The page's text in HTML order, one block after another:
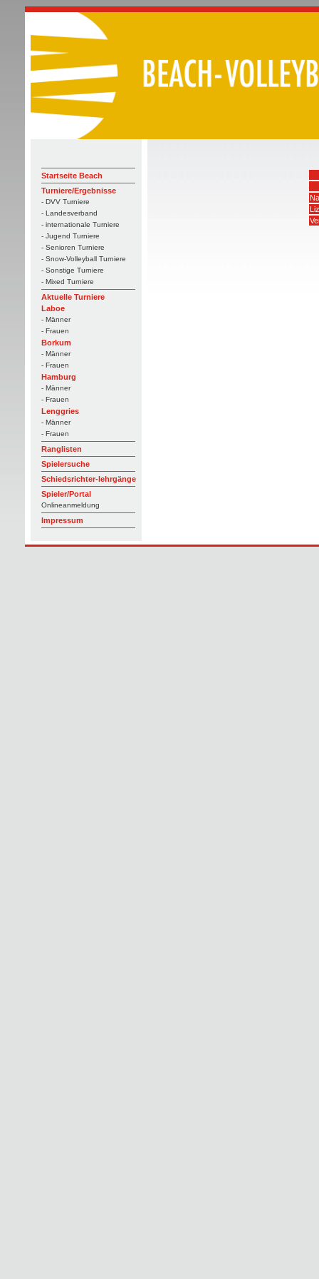
Startseite Beach
Turniere/Ergebnisse
- DVV Turniere
- Landesverband
- internationale Turniere
- Jugend Turniere
- Senioren Turniere
- Snow-Volleyball Turniere
- Sonstige Turniere
- Mixed Turniere
Aktuelle Turniere
Laboe
- Männer
- Frauen
Borkum
- Männer
- Frauen
Hamburg
- Männer
- Frauen
Lenggries
- Männer
- Frauen
Ranglisten
Spielersuche
Schiedsrichter-lehrgänge
Spieler/Portal
Onlineanmeldung
Impressum